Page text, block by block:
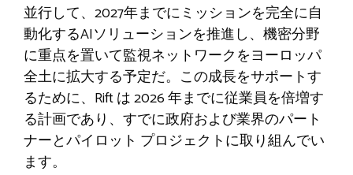
並行して、2027年までにミッションを完全に自
動化するAIソリューションを推進し、機密分野
に重点を置いて監視ネットワークをヨーロッパ
全土に拡大する予定だ。この成長をサポートす
るために、Rift は 2026 年までに従業員を倍増す
る計画であり、すでに政府および業界のパート
ナーとパイロット プロジェクトに取り組んでい
ます。